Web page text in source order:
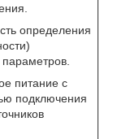
определения
питание с
подключения